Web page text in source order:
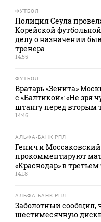
ФУТБОЛ
Полиция Сеула
Корейской
делу о назначении
тренера
14:55
ФУТБОЛ
Вратарь «Зенита»
с «Балтикой»: «Не зря
штангу перед вторым
14:46
АЛЬФА-БАНК РПЛ
Генич и Моссаковский
прокомментируют
«Краснодар» в
14:18
АЛЬФА-БАНК РПЛ
Заболотный сообщил,
шестимесячную